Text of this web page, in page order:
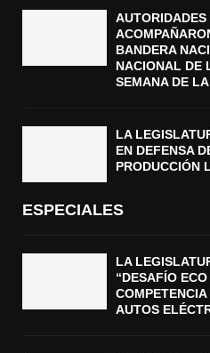
BANDERA
NACIONAL DE
SEMANA DE
LA
EN DEFENSA
PRODUCCIÓN
ESPECIALES
LA
“DESAFÍO
AUTOS